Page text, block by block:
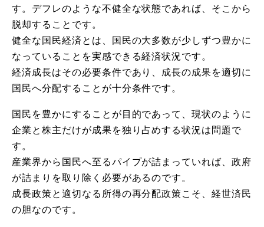
す。デフレのような不健全な状態であれば、そこから
脱却することです。
健全な国民経済とは、国民の大多数が少しずつ豊かに
なっていることを実感できる経済状況です。
経済成長はその必要条件であり、成長の成果を適切に
国民へ分配することが十分条件です。
国民を豊かにすることが目的であって、現状のように
企業と株主だけが成果を独り占めする状況は問題で
す。
産業界から国民へ至るパイプが詰まっていれば、政府
が詰まりを取り除く必要があるのです。
成長政策と適切なる所得の再分配政策こそ、経世済民
の胆なのです。